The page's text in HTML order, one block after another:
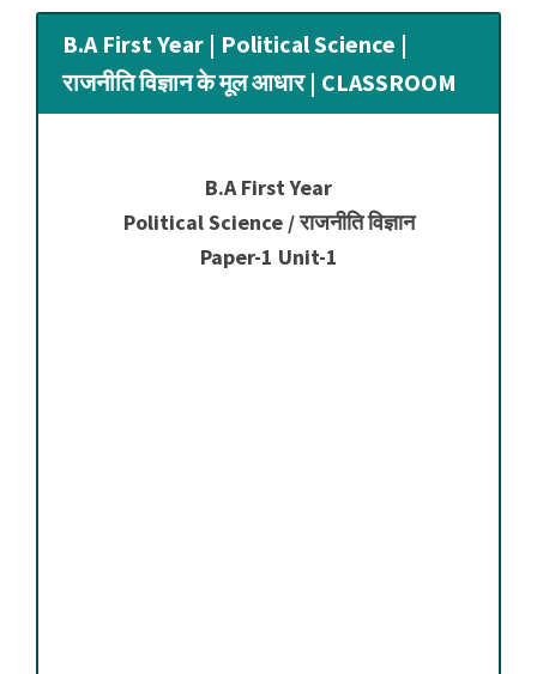
B.A First Year | Political Science |
राजनीति विज्ञान के मूल आधार | CLASSROOM
B.A First Year
Political Science / राजनीति विज्ञान
Paper-1 Unit-1